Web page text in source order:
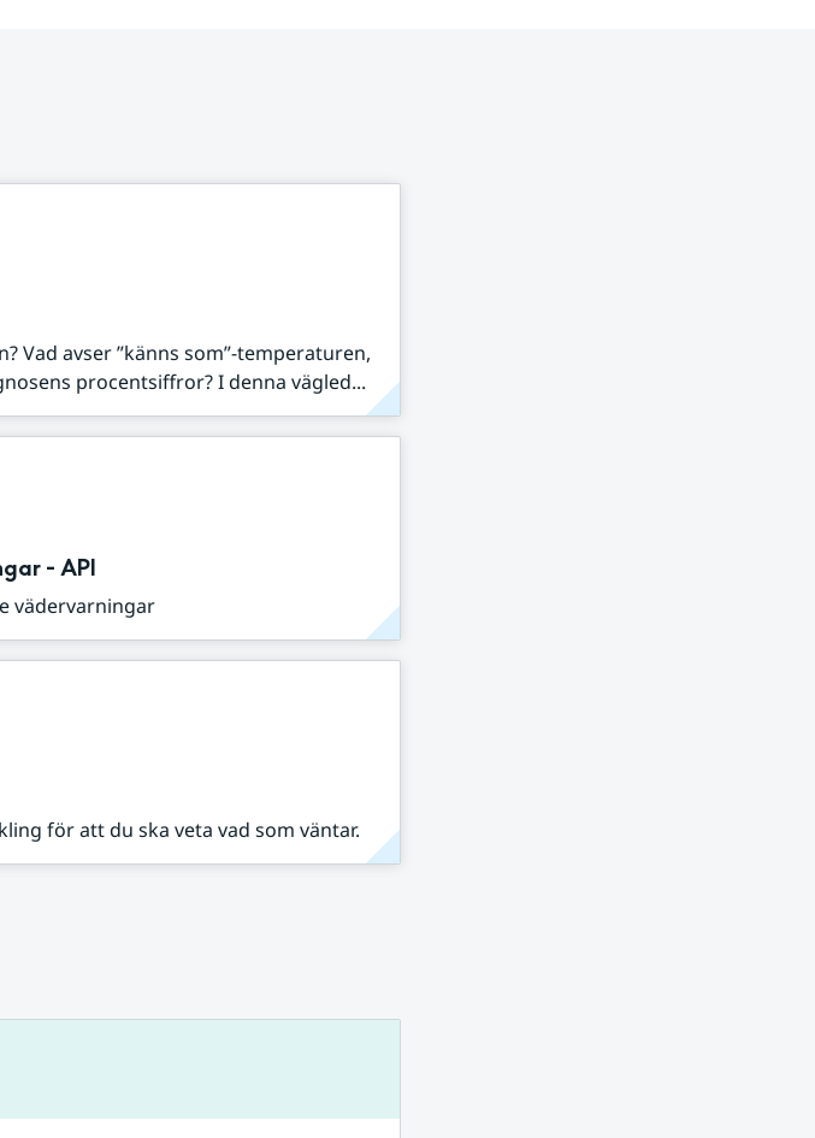
Vad avser ”känns som”-temperaturen,
procentsiffror? I denna vägled...
- API
vädervarningar
för att du ska veta vad som väntar.